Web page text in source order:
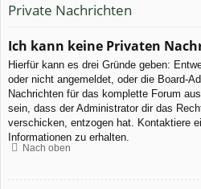
Private Nachrichten
Ich kann keine Privaten
Hierfür kann es drei Gründe geben:
oder nicht angemeldet, oder die Board-
Nachrichten für das komplette Forum
sein, dass der Administrator dir das
verschicken, entzogen hat. Kontaktiere
Informationen zu erhalten.
Nach oben